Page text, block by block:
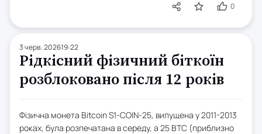
0
3 черв. 202619:22
Рідкісний фізичний біткоїн
розблоковано після 12 років
Фізична монета Bitcoin S1-COIN-25, випущена у 2011-2013
роках, була розпечатана в середу, а 25 BTC (приблизно